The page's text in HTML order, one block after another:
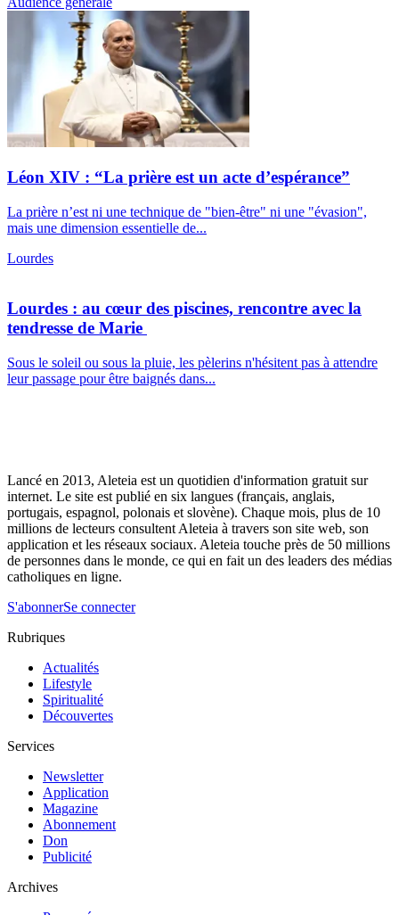
Léon XIV : “La prière est un acte d’espérance”
La prière n’est ni une technique de "bien-être" ni une "évasion",
mais une dimension essentielle de...
Lourdes
Lourdes : au cœur des piscines, rencontre avec la
tendresse de Marie
Sous le soleil ou sous la pluie, les pèlerins n'hésitent pas à attendre
leur passage pour être baignés dans...
Lancé en 2013, Aleteia est un quotidien d'information gratuit sur
internet. Le site est publié en six langues (français, anglais,
portugais, espagnol, polonais et slovène). Chaque mois, plus de 10
millions de lecteurs consultent Aleteia à travers son site web, son
application et les réseaux sociaux. Aleteia touche près de 50 millions
de personnes dans le monde, ce qui en fait un des leaders des médias
catholiques en ligne.
S'abonnerSe connecter
Rubriques
Actualités
Lifestyle
Spiritualité
Découvertes
Services
Newsletter
Application
Magazine
Abonnement
Don
Publicité
Archives